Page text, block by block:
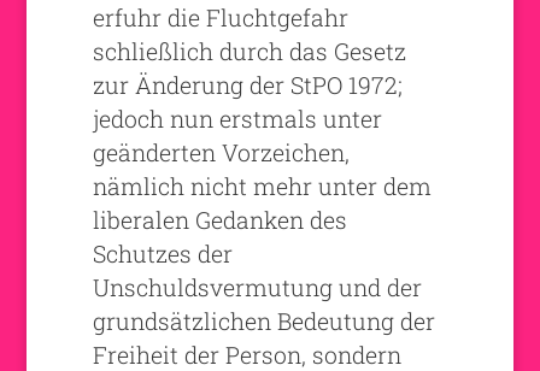
erfuhr die Fluchtgefahr
schließlich durch das Gesetz
zur Änderung der StPO 1972;
jedoch nun erstmals unter
geänderten Vorzeichen,
nämlich nicht mehr unter dem
liberalen Gedanken des
Schutzes der
Unschuldsvermutung und der
grundsätzlichen Bedeutung der
Freiheit der Person, sondern